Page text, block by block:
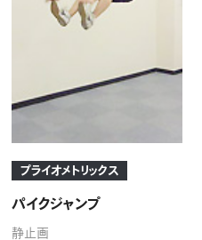
プライオメトリックス
パイクジャンプ
静止画